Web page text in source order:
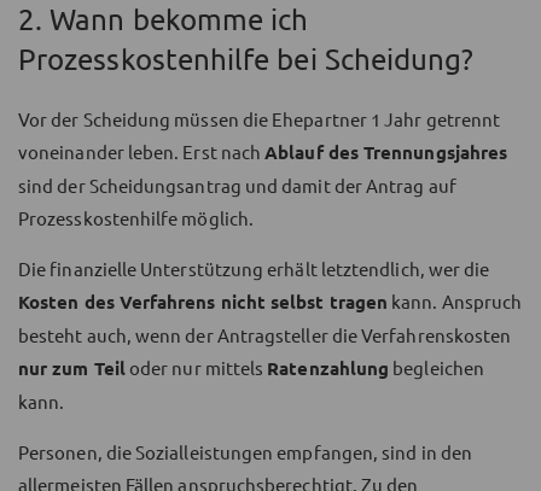
2. Wann bekomme ich
Prozesskostenhilfe bei Scheidung?
Vor der Scheidung müssen die Ehepartner 1 Jahr getrennt
voneinander leben. Erst nachAblauf des Trennungsjahres
sind der Scheidungsantrag und damit der Antrag auf
Prozesskostenhilfe möglich.
Die finanzielle Unterstützung erhält letztendlich, wer die
Kosten des Verfahrens nicht selbst tragen kann. Anspruch
besteht auch, wenn der Antragsteller die Verfahrenskosten
nur zum Teiloder nur mittels Ratenzahlung begleichen
kann.
Personen, die Sozialleistungen empfangen, sind in den
allermeisten Fällen anspruchsberechtigt. Zu den